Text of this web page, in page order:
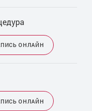
ОНЛАЙН
ОНЛАЙН